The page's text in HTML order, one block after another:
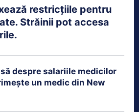
restricțiile pentru
Străinii pot accesa
despre salariile medicilor
un medic din New